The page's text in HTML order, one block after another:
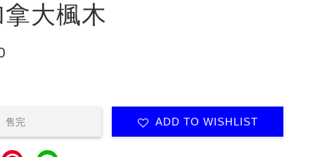
大楓木
售完 ADD TO WISHLIST